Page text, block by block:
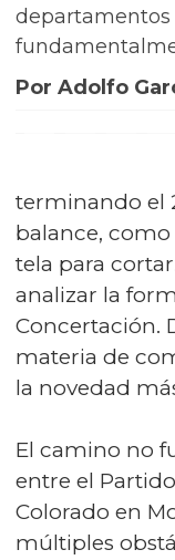
Por Adolfo
terminando el
balance, como
tela para
analizar la
Concertación.
materia de
la novedad
El camino no
entre el
Colorado en
múltiples